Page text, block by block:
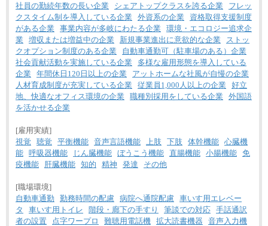
社員の勤続年数の長い企業
シェアトップクラスを誇る企業
フレッ
クスタイム制を導入している企業 外資系の企業
資格取得支援制度
がある企業 事業内容が多岐にわたる企業 環境・エコロジー追求企
業 増収または増益中の企業 新規事業進出に意欲的な企業
ストッ
クオプション制度のある企業
自動車通勤可（駐車場のある）企業
社会貢献活動を実施している企業
多様な雇用形態を導入している
企業 年間休日120日以上の企業
アットホームな社風が自慢の企業
人材育成制度が充実している企業 従業員1,000人以上の企業 好立
地、快適なオフィス環境の企業 職種別採用をしている企業 外国語
を活かせる企業
[雇用実績]
視覚
聴覚 平衡機能 音声言語機能 上肢 下肢 体幹機能 心臓機
能 呼吸器機能 じん臓機能 ぼうこう機能 直腸機能 小腸機能 免
疫機能
肝臓機能 知的 精神 発達 その他
[職場環境]
自動車通勤
勤務時間の配慮 病院へ通院配慮 車いす用エレベー
タ
車いす用トイレ 階段・廊下の手すり 筆談での対応 手話通訳
者の設置
点字ワープロ 難聴用電話機 拡大読書機器
音声入力機